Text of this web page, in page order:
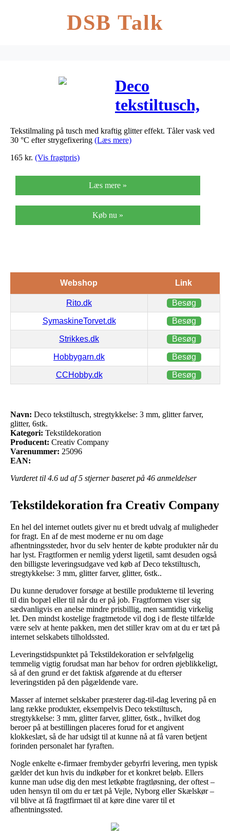
DSB Talk
Deco
tekstiltusch,
stregtykkelse:
3 mm, glitter
6stk.
Tekstilmaling på tusch med kraftig glitter effekt. Tåler vask ved
30 °C efter strygefixering (Læs mere)
165 kr. (Vis fragtpris)
Læs mere »
Køb nu »
Webshop Link
Rito.dk Besøg
SymaskineTorvet.dk Besøg
Strikkes.dk Besøg
Hobbygarn.dk Besøg
CCHobby.dk Besøg
Navn: Deco tekstiltusch, stregtykkelse: 3 mm, glitter farver,
glitter, 6stk.
Kategori: Tekstildekoration
Producent: Creativ Company
Varenummer: 25096
EAN:
Vurderet til 4.6 ud af 5 stjerner baseret på 46 anmeldelser
Tekstildekoration fra Creativ Company
En hel del internet outlets giver nu et bredt udvalg af muligheder
for fragt. En af de mest moderne er nu om dage
afhentningssteder, hvor du selv henter de købte produkter når du
har lyst. Fragtformen er nemlig yderst ligetil, samt desuden også
den billigste leveringsudgave ved køb af Deco tekstiltusch,
stregtykkelse: 3 mm, glitter farver, glitter, 6stk..
Du kunne derudover forsøge at bestille produkterne til levering
til din bopæl eller til når du er på job. Fragtformen viser sig
sædvanligvis en anelse mindre prisbillig, men samtidig virkelig
let. Den mindst kostelige fragtmetode vil dog i de fleste tilfælde
være selv at hente pakken, men det stiller krav om at du er tæt på
internet selskabets tilholdssted.
Leveringstidspunktet på Tekstildekoration er selvfølgelig
temmelig vigtig forudsat man har behov for ordren øjeblikkeligt,
så af den grund er det faktisk afgørende at du efterser
leveringstiden på den pågældende vare.
Masser af internet selskaber præsterer dag-til-dag levering på en
lang række produkter, eksempelvis Deco tekstiltusch,
stregtykkelse: 3 mm, glitter farver, glitter, 6stk., hvilket dog
beroer på at bestillingen placeres forud for et angivent
klokkeslæt, så de har udsigt til at kunne nå at få varen betjent
forinden personalet har fyraften.
Nogle enkelte e-firmaer frembyder gebyrfri levering, men typisk
gælder det kun hvis du indkøber for et konkret beløb. Ellers
kunne man udse dig den mest letkøbte fragtløsning, der oftest –
uden hensyn til om du er tæt på Vejle, Nyborg eller Skælskør –
vil blive at få fragtfirmaet til at køre dine varer til et
afhentningssted.